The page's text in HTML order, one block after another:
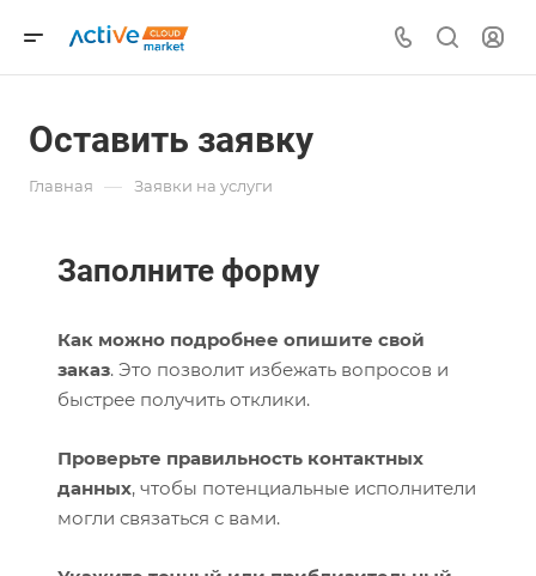
Оставить заявку
Главная — Заявки на услуги
Заполните форму
Как можно подробнее опишите свой
заказ. Это позволит избежать вопросов и
быстрее получить отклики.
Проверьте правильность контактных
данных, чтобы потенциальные исполнители
могли связаться с вами.